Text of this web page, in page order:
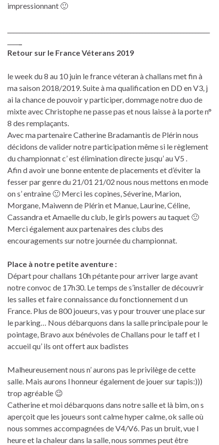
impressionnant 🙂
Retour sur le France Véterans 2019
le week du 8 au 10 juin le france véteran à challans met fin à
ma saison 2018/2019. Suite à ma qualification en DD en V3, j
ai la chance de pouvoir y participer, dommage notre duo de
mixte avec Christophe ne passe pas et nous laisse à la porte n°
8 des remplaçants.
Avec ma partenaire Catherine Bradamantis de Plérin nous
décidons de valider notre participation même si le règlement
du championnat c’ est élimination directe jusqu’ au V5 .
Afin d avoir une bonne entente de placements et d’éviter la
fesser par genre du 21/01 21/02 nous nous mettons en mode
on s’ entraine 🙂 Merci les copines, Séverine, Marion,
Morgane, Maiwenn de Plérin et Manue, Laurine, Céline,
Cassandra et Amaelle du club, le girls powers au taquet 🙂
Merci également aux partenaires des clubs des
encouragements sur notre journée du championnat.
Place à notre petite aventure :
Départ pour challans 10h pétante pour arriver large avant
notre convoc de 17h30. Le temps de s’installer de découvrir
les salles et faire connaissance du fonctionnement d un
France. Plus de 800 joueurs, vas y pour trouver une place sur
le parking… Nous débarquons dans la salle principale pour le
pointage, Bravo aux bénévoles de Challans pour le taff et l
accueil qu’ ils ont offert aux badistes
Malheureusement nous n’ aurons pas le privilège de cette
salle. Mais aurons l honneur également de jouer sur tapis:)))
trop agréable 😉
Catherine et moi débarquons dans notre salle et là bim, on s
aperçoit que les joueurs sont calme hyper calme, ok salle où
nous sommes accompagnées de V4/V6. Pas un bruit, vue l
heure et la chaleur dans la salle, nous sommes peut être